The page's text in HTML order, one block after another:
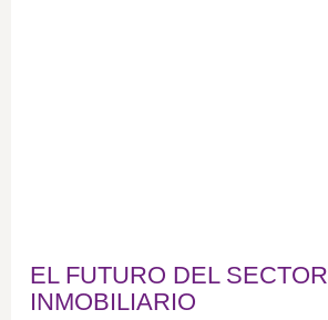
EL FUTURO DEL SECTOR
INMOBILIARIO